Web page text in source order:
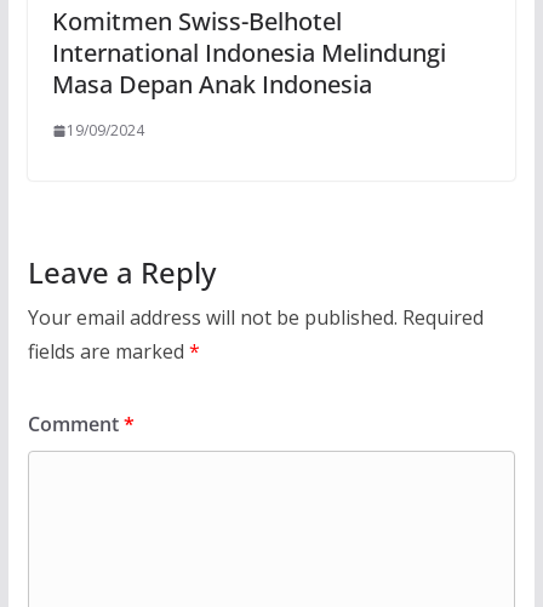
Komitmen Swiss-Belhotel
International Indonesia Melindungi
Masa Depan Anak Indonesia
19/09/2024
Leave a Reply
Your email address will not be published. Required
fields are marked *
Comment*